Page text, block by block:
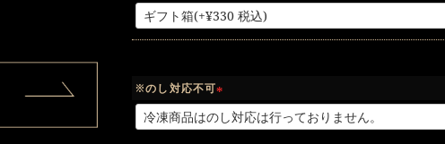
必
須
※のし対応不可
(
必